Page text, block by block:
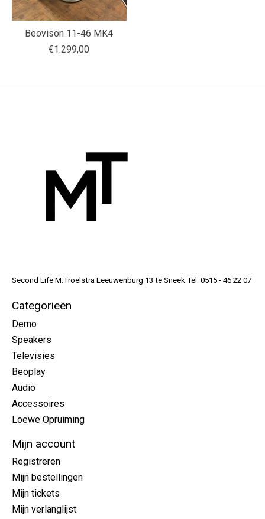
Beovison 11-46 MK4
€1.299,00
Second Life M.Troelstra Leeuwenburg 13 te Sneek Tel: 0515 - 46 22 07
Categorieën
Demo
Speakers
Televisies
Beoplay
Audio
Accessoires
Loewe Opruiming
Mijn account
Registreren
Mijn bestellingen
Mijn tickets
Mijn verlanglijst